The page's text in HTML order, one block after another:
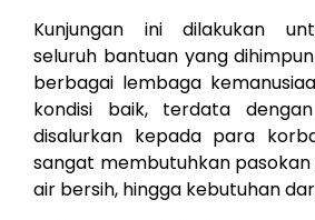
Kunjungan ini dilakukan
seluruh bantuan yang
berbagai lembaga
kondisi baik, terdata
disalurkan kepada para
sangat membutuhkan pasokan
air bersih, hingga kebutuhan